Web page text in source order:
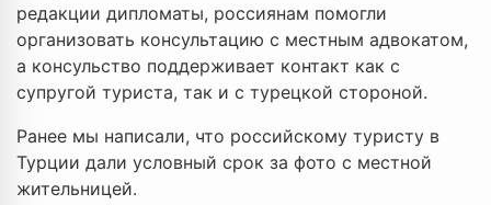
редакции дипломаты, россиянам помогли
организовать консультацию с местным адвокатом,
а консульство поддерживает контакт как с
супругой туриста, так и с турецкой стороной.
Ранее мы написали, что российскому туристу в
Турции дали условный срок за фото с местной
жительницей.